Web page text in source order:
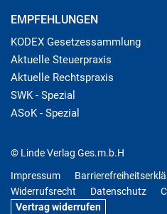
EMPFEHLUNGEN
KODEX Gesetzessammlung
Aktuelle Steuerpraxis
Aktuelle Rechtspraxis
SWK - Spezial
ASoK - Spezial
© Linde Verlag Ges.m.b.H
Impressum
Widerrufsrecht
Datenschutz
Vertrag widerrufen